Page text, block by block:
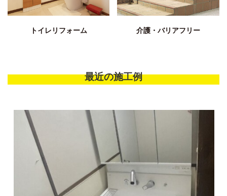
トイレリフォーム 介護・バリアフリー
最近の施工例